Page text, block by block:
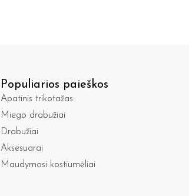
Populiarios paieškos
Apatinis trikotažas
Miego drabužiai
Drabužiai
Aksesuarai
Maudymosi kostiumėliai